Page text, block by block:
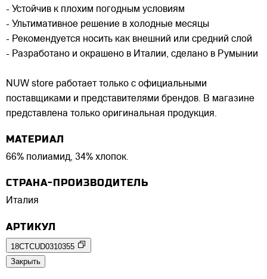
- Устойчив к плохим погодным условиям
- Ультимативное решение в холодные месяцы
- Рекомендуется носить как внешний или средний слой
- Разработано и окрашено в Италии, сделано в Румынии
NUW store работает только с официальными
поставщиками и представителями брендов. В магазине
представлена только оригинальная продукция.
МАТЕРИАЛ
66% полиамид, 34% хлопок.
СТРАНА-ПРОИЗВОДИТЕЛЬ
Италия
АРТИКУЛ
18CTCUD0310355
Закрыть